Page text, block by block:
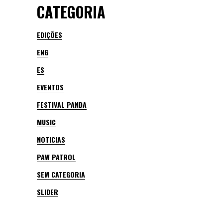
CATEGORIA
EDIÇÕES
ENG
ES
EVENTOS
FESTIVAL PANDA
MUSIC
NOTICIAS
PAW PATROL
SEM CATEGORIA
SLIDER